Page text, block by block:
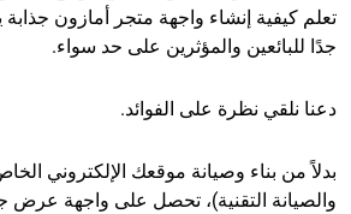
تعلم كيفية إنشاء واجهة متجر أمازون
جدًا للبائعين والمؤثرين على حد سواء.
دعنا نلقي نظرة على الفوائد.
بدلاً من بناء وصيانة موقعك الإلكتروني
والصيانة التقنية)، تحصل على واجهة